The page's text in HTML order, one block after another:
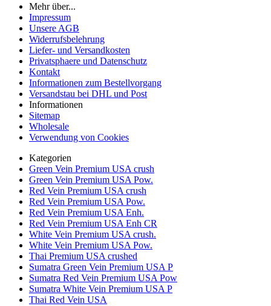
Mehr über...
Impressum
Unsere AGB
Widerrufsbelehrung
Liefer- und Versandkosten
Privatsphaere und Datenschutz
Kontakt
Informationen zum Bestellvorgang
Versandstau bei DHL und Post
Informationen
Sitemap
Wholesale
Verwendung von Cookies
Kategorien
Green Vein Premium USA crush
Green Vein Premium USA Pow.
Red Vein Premium USA crush
Red Vein Premium USA Pow.
Red Vein Premium USA Enh.
Red Vein Premium USA Enh CR
White Vein Premium USA crush.
White Vein Premium USA Pow.
Thai Premium USA crushed
Sumatra Green Vein Premium USA P
Sumatra Red Vein Premium USA Pow
Sumatra White Vein Premium USA P
Thai Red Vein USA